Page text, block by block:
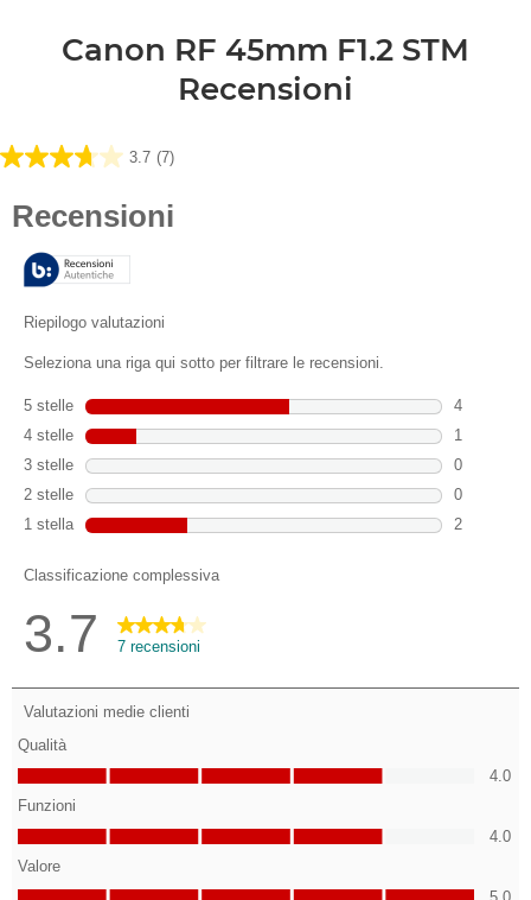
Canon RF 45mm F1.2 STM
Recensioni
3.7 (7)
3.7
recensioni